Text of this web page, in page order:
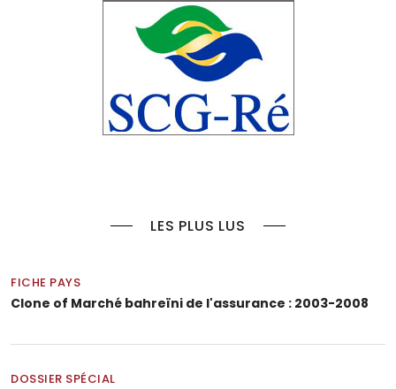
LES PLUS LUS
FICHE PAYS
Clone of Marché bahreïni de l'assurance : 2003-2008
DOSSIER SPÉCIAL